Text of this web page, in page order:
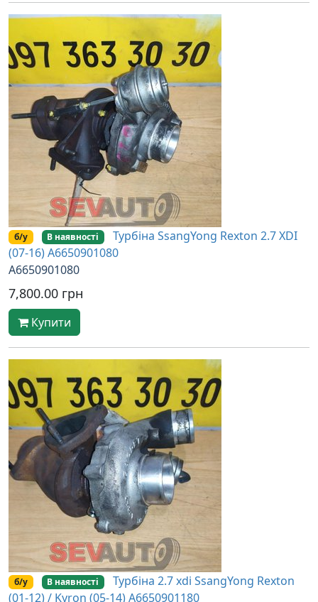
б/у В наявності
Турбіна SsangYong Rexton 2.7 XDI
(07-16) A6650901080
A6650901080
7,800.00 грн
Купити
б/у В наявності
Турбіна 2.7 xdi SsangYong Rexton
(01-12) / Kyron (05-14) A6650901180